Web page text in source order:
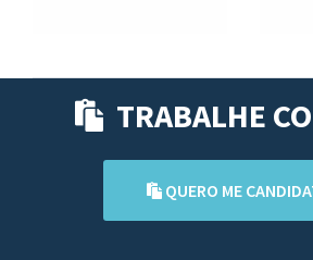
TRABALHE
QUERO ME